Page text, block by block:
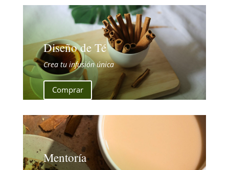
Diseño de Té
Crea tu infusión única
Comprar
Mentoría